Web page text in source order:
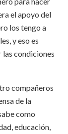
el apoyo del
los tengo a
y eso es
condiciones
compañeros
de la
como
educación,